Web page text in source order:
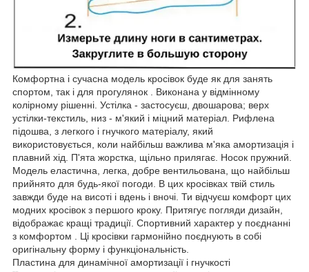
Комфортна і сучасна модель кросівок буде як для занять
спортом, так і для прогулянок . Виконана у відмінному
колірному рішенні. Устілка - застосуєш, двошарова; верх
устілки-текстиль, низ - м'який і міцний матеріал. Рифлена
підошва, з легкого і гнучкого матеріалу, який
використовується, коли найбільш важлива м'яка амортизація і
плавний хід. П'ята жорстка, щільно прилягає. Носок пружний.
Модель еластична, легка, добре вентильована, що найбільш
прийнято для будь-якої погоди. В цих кросівках твій стиль
завжди буде на висоті і вдень і вночі. Ти відчуєш комфорт цих
модних кросівок з першого кроку. Притягує погляди дизайн,
відображає кращі традиції. Спортивний характер у поєднанні
з комфортом . Ці кросівки гармонійно поєднують в собі
оригінальну форму і функціональність.
Пластина для динамічної амортизації і гнучкості